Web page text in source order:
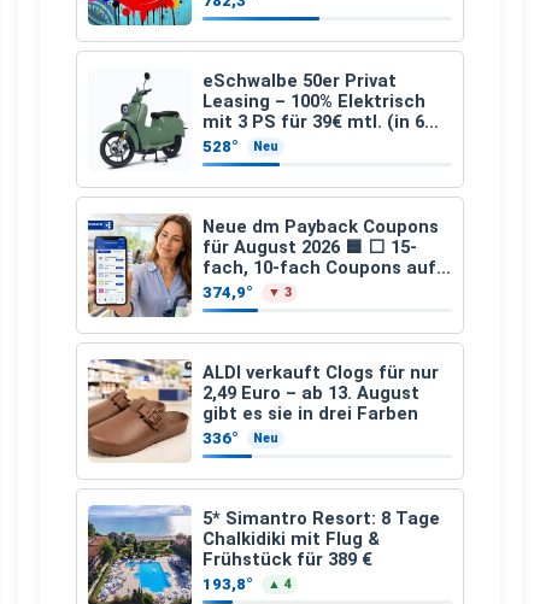
eSchwalbe 50er Privat
Leasing – 100% Elektrisch
mit 3 PS für 39€ mtl. (in 6
schicken Farben LF: 0.43, 36
Monate, Bereitstellung:
159,00 €, 2.500 km/Jahr)
528° Neu
Neue dm Payback Coupons
für August 2026 🟦 ⬜ 15-
fach, 10-fach Coupons auf
den gesamten Einkauf ab 2
€
374,9° ▼ 3
ALDI verkauft Clogs für nur
2,49 Euro – ab 13. August
gibt es sie in drei Farben
336° Neu
5* Simantro Resort: 8 Tage
Chalkidiki mit Flug &
Frühstück für 389 €
193,8° ▲ 4